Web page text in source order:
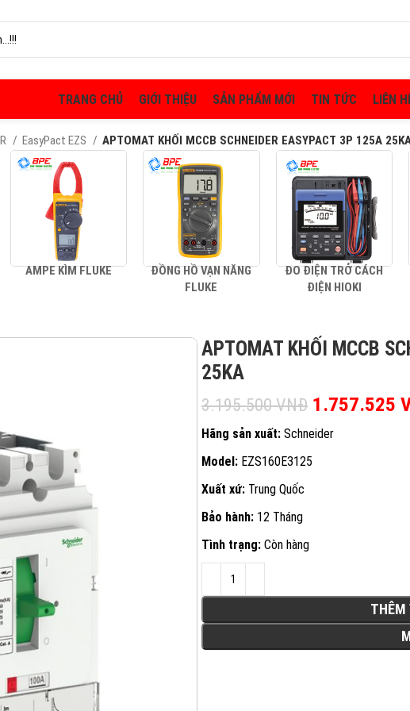
TRANG CHỦ GIỚI THIỆU SẢN PHẨM MỚI TIN TỨC LIÊN
EasyPact EZS APTOMAT KHỐI MCCB SCHNEIDER EASYPACT 3P 125A
AMPE KÌM FLUKE
ĐỒNG HỒ VẠN NĂNG
FLUKE
ĐO ĐIỆN TRỞ CÁCH
ĐIỆN HIOKI
APTOMAT KHỐI MCCB
25KA
3.195.500VNĐ Giá gốc là:
1.757.525
Hãng sản xuất: Schneider
Model: EZS160E3125
Xuất xứ: Trung Quốc
Bảo hành: 12 Tháng
Tình trạng: Còn hàng
THÊM